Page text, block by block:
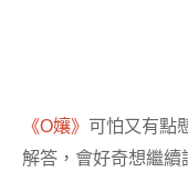
《O孃》 可怕又有點
解答，會好奇想繼續